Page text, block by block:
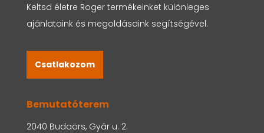
Keltsd életre Roger termékeinket különleges
ajánlataink és megoldásaink segítségével.
Csatlakozom
Bemutatóterem
2040 Budaörs, Gyár u. 2.